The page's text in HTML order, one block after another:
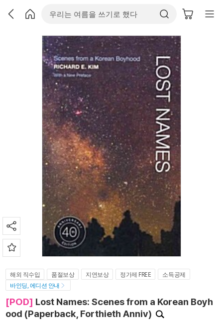
해외 직수입 품절보상 지연보상 정가제 FREE
소득공제
바인딩, 에디션 안내
[POD] Lost Names: Scenes from a Korean Boyh
ood (Paperback, Forthieth Anniv)